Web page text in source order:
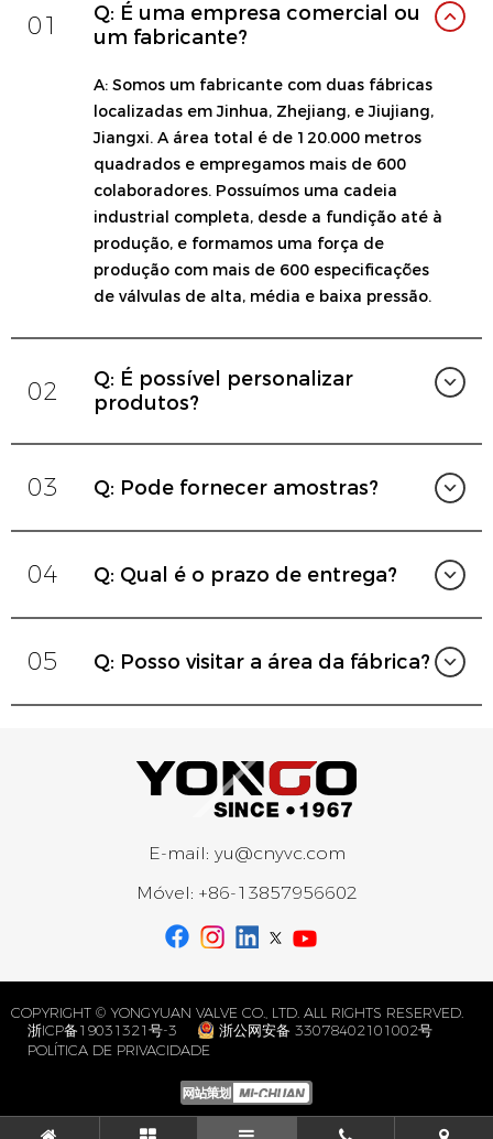
01
Q: É uma empresa comercial ou
um fabricante?
A: Somos um fabricante com duas fábricas
localizadas em Jinhua, Zhejiang, e Jiujiang,
Jiangxi. A área total é de 120.000 metros
quadrados e empregamos mais de 600
colaboradores. Possuímos uma cadeia
industrial completa, desde a fundição até à
produção, e formamos uma força de
produção com mais de 600 especificações
de válvulas de alta, média e baixa pressão.
02
Q: É possível personalizar
produtos?
03 Q: Pode fornecer amostras?
04 Q: Qual é o prazo de entrega?
05 Q: Posso visitar a área da fábrica?
E-mail: yu@cnyvc.com
Móvel: +86-13857956602
COPYRIGHT © YONGYUAN VALVE CO., LTD. ALL RIGHTS RESERVED.
浙ICP备19031321号-3
浙公网安备 33078402101002号
POLÍTICA DE PRIVACIDADE